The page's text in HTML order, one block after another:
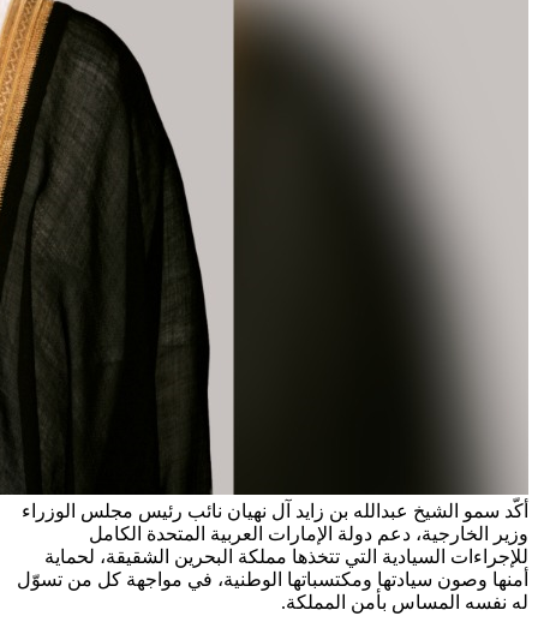
أكّد سمو الشيخ عبدالله بن زايد آل نهيان نائب رئيس مجلس الوزراء
وزير الخارجية، دعم دولة الإمارات العربية المتحدة الكامل
للإجراءات السيادية التي تتخذها مملكة البحرين الشقيقة، لحماية
أمنها وصون سيادتها ومكتسباتها الوطنية، في مواجهة كل من تسوّل
له نفسه المساس بأمن المملكة.